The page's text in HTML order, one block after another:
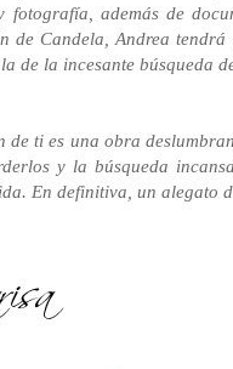
fotografía, además de
de Candela, Andrea
de la incesante
de ti es una obra
y la búsqueda
En definitiva, un alegato